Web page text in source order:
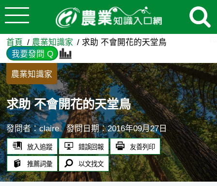
跳到主要內容
求助 不會開花的天堂鳥 - 農
首頁 農業知識家
求助 不會開花的天堂鳥
我要發問 Q
農業知識家
求助 不會開花的天堂鳥
發問者：claire 發問日期：2016年09月27日
放入追蹤 錯誤回報 友善列印
推薦詞彙 以文找文